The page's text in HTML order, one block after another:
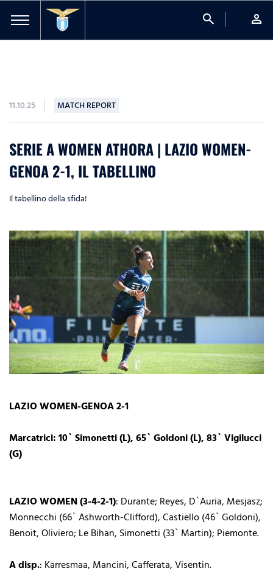
search person
11.10.25 MATCH REPORT
SERIE A WOMEN ATHORA | LAZIO WOMEN-
GENOA 2-1, IL TABELLINO
Il tabellino della sfida!
LAZIO WOMEN-GENOA 2-1
Marcatrici: 10` Simonetti (L), 65` Goldoni (L), 83` Vigilucci
(G)
LAZIO WOMEN (3-4-2-1): Durante; Reyes, D`Auria, Mesjasz;
Monnecchi (66` Ashworth-Clifford), Castiello (46` Goldoni),
Benoit, Oliviero; Le Bihan, Simonetti (33` Martin); Piemonte.
A disp.: Karresmaa, Mancini, Cafferata, Visentin.